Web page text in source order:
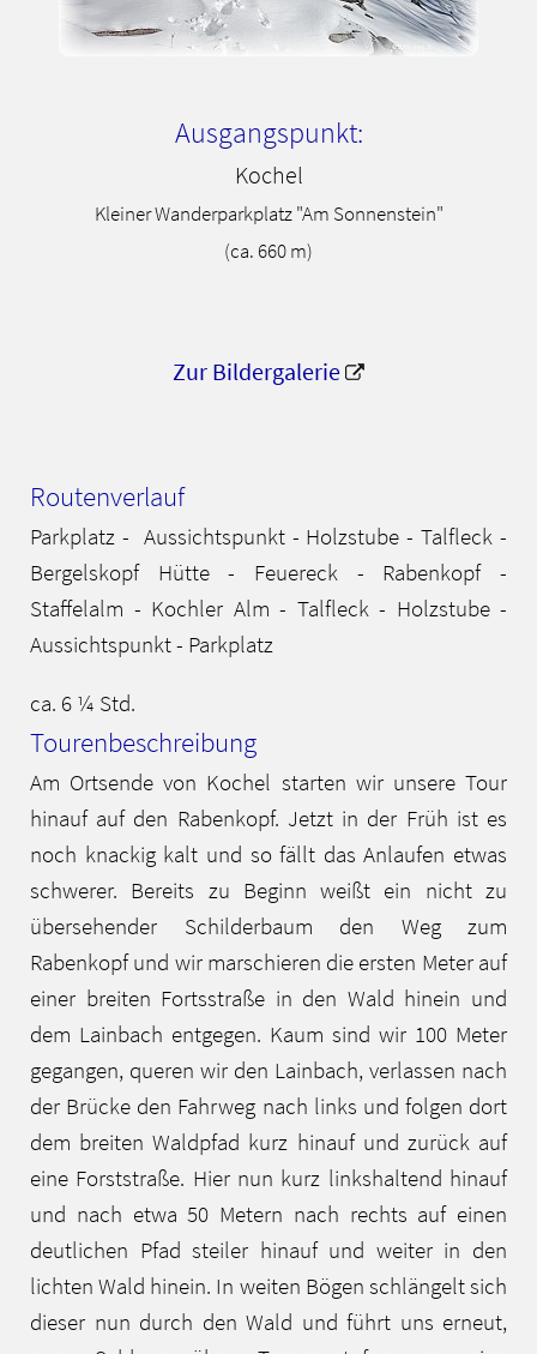
Ausgangspunkt:
Kochel
Kleiner Wanderparkplatz "Am Sonnenstein"
(ca. 660 m)
Zur Bildergalerie
Routenverlauf
Parkplatz - Aussichtspunkt - Holzstube - Talfleck -
Bergelskopf Hütte - Feuereck - Rabenkopf -
Staffelalm - Kochler Alm - Talfleck - Holzstube -
Aussichtspunkt - Parkplatz
ca. 6 ¼ Std.
Tourenbeschreibung
Am Ortsende von Kochel starten wir unsere Tour
hinauf auf den Rabenkopf. Jetzt in der Früh ist es
noch knackig kalt und so fällt das Anlaufen etwas
schwerer. Bereits zu Beginn weißt ein nicht zu
übersehender Schilderbaum den Weg zum
Rabenkopf und wir marschieren die ersten Meter auf
einer breiten Fortsstraße in den Wald hinein und
dem Lainbach entgegen. Kaum sind wir 100 Meter
gegangen, queren wir den Lainbach, verlassen nach
der Brücke den Fahrweg nach links und folgen dort
dem breiten Waldpfad kurz hinauf und zurück auf
eine Forststraße. Hier nun kurz linkshaltend hinauf
und nach etwa 50 Metern nach rechts auf einen
deutlichen Pfad steiler hinauf und weiter in den
lichten Wald hinein. In weiten Bögen schlängelt sich
dieser nun durch den Wald und führt uns erneut,